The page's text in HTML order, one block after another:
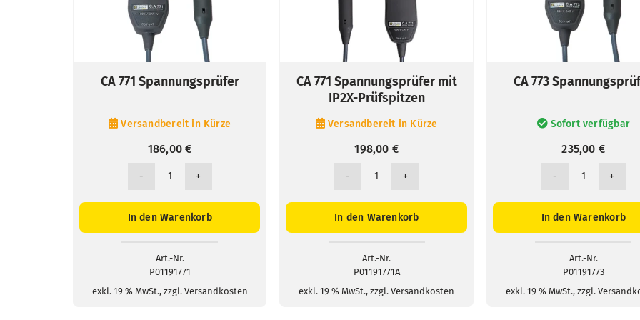
CA 771 Spannungsprüfer
Versandbereit in Kürze
186,00€
CA
Spannungsprüfer
In den Warenkorb
Art.-Nr.
P01191771
exkl. 19 % MwSt., zzgl. Versandkosten
CA 771 Spannungsprüfer mit
IP2X-Prüfspitzen
Versandbereit in Kürze
198,00 €
CA
Spannungsprüfer
Prüfspitzen
Menge
In den Warenkorb
Art.-Nr.
P01191771A
exkl. 19 % MwSt., zzgl. Versandkosten
CA 773
Sofort verfügbar
235,00 €
CA
In den Warenkorb
Art.-Nr.
P01191773
exkl. 19 % MwSt., zzgl.